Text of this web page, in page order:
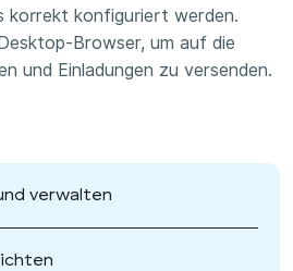
korrekt konfiguriert werden.
Browser, um auf die
und Einladungen zu versenden.
verwalten